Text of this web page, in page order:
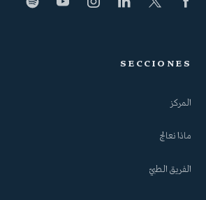
SECCIONES
المركز
ماذا نعالج
الفريق الطبيّ